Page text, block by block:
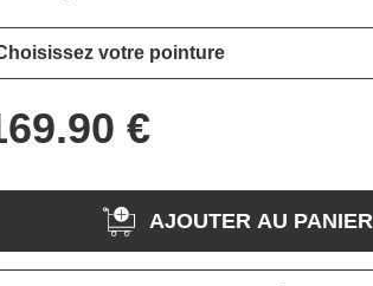
AJOUTER AU PANIER